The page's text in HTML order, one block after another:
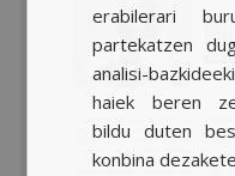
erabilerari
partekatzen
analisi-
haiek beren
bildu duten
konbina